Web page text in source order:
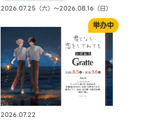
2026.07.25（六）〜2026.08.16（日）
2026.07.22